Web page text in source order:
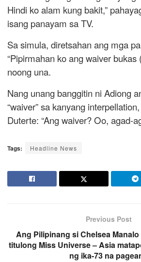
Hindi ko alam kung bakit,”
isang panayam sa TV.
Sa simula, diretsahan ang mga
“Pipirmahan ko ang waiver bukas
noong una.
Nang unang banggitin ni Adiong
“waiver” sa kanyang
Duterte: “Ang waiver? Oo, agad-
Tags: Headline News
Previous Post
Ang Pilipinang si Chelsea
titulong Miss Universe – Asia
ng ika-73 na